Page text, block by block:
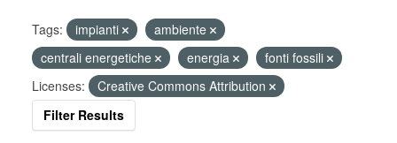
Tags: impianti
ambiente
centrali energetiche
energia
fonti fossili
Licenses:
Creative Commons Attribution
Filter Results